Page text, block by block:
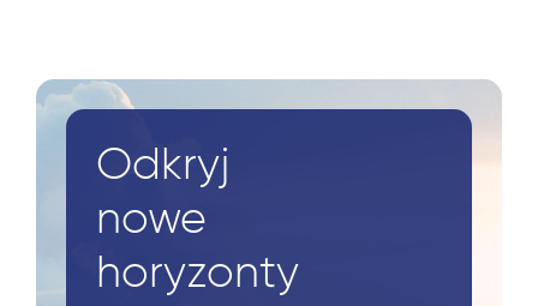
Odkryj
nowe
horyzonty